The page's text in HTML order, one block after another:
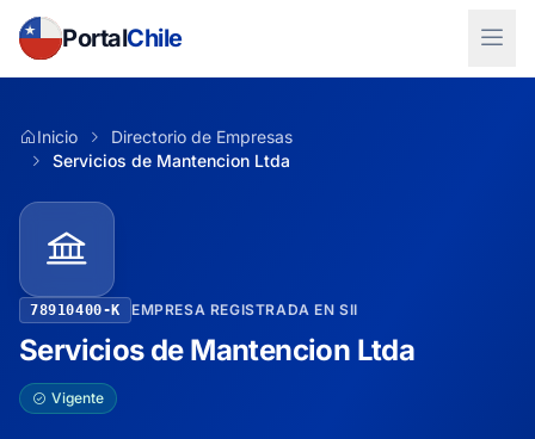
PortalChile
Inicio
Directorio de Empresas
Servicios de Mantencion Ltda
78910400-K EMPRESA REGISTRADA EN SII
Servicios de Mantencion Ltda
Vigente